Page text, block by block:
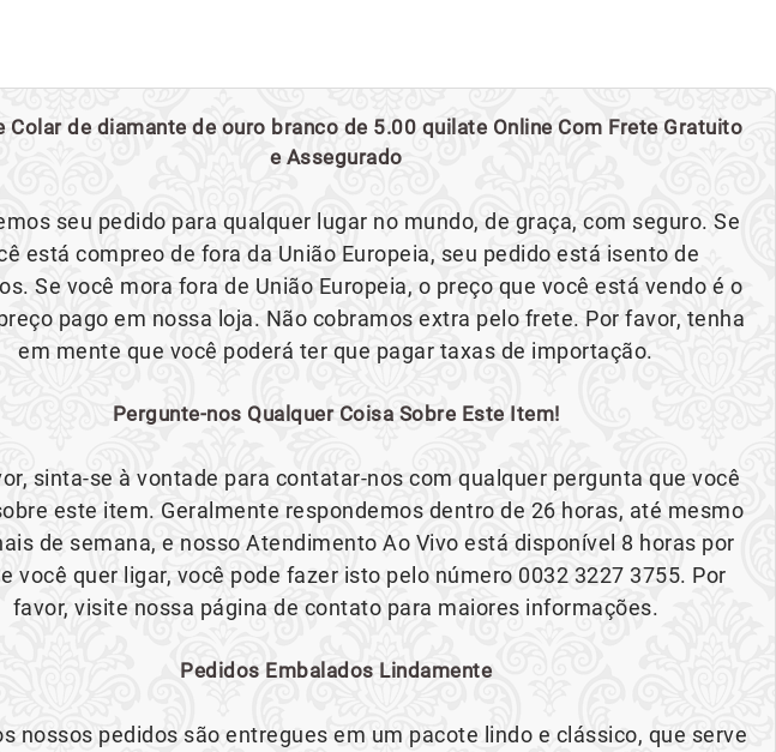
Colar de diamante de ouro branco de 5.00 quilate Online Com Frete Gratuito
e Assegurado
seu pedido para qualquer lugar no mundo, de graça, com seguro. Se
está compreo de fora da União Europeia, seu pedido está isento de
Se você mora fora de União Europeia, o preço que você está vendo é o
pago em nossa loja. Não cobramos extra pelo frete. Por favor, tenha
em mente que você poderá ter que pagar taxas de importação.
Pergunte-nos Qualquer Coisa Sobre Este Item!
sinta-se à vontade para contatar-nos com qualquer pergunta que você
este item. Geralmente respondemos dentro de 26 horas, até mesmo
de semana, e nosso Atendimento Ao Vivo está disponível 8 horas por
você quer ligar, você pode fazer isto pelo número 0032 3227 3755. Por
favor, visite nossa página de contato para maiores informações.
Pedidos Embalados Lindamente
nossos pedidos são entregues em um pacote lindo e clássico, que serve